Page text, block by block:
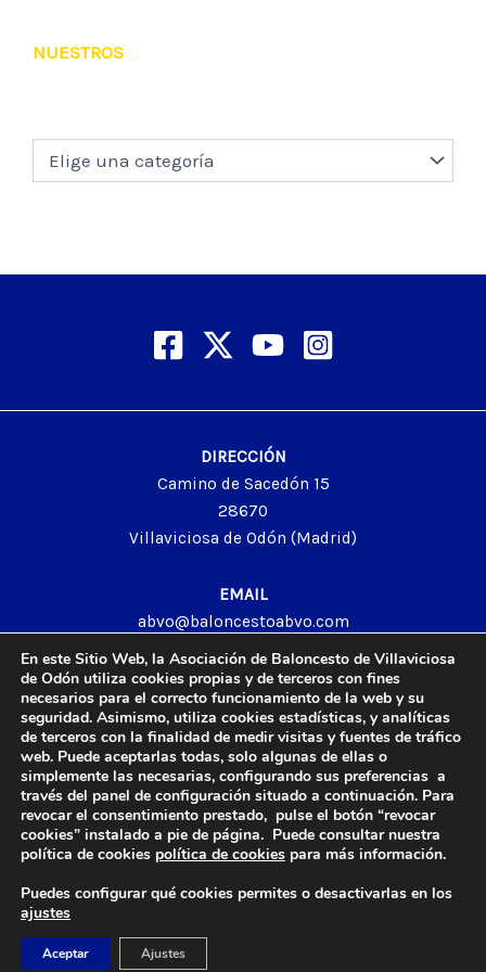
NUESTROS
DIRECCIÓN
Camino de Sacedón 15
28670
Villaviciosa de Odón (Madrid)
EMAIL
abvo@baloncestoabvo.com
TELÉFONO
916 657 426
© 2024 Agrupación Baloncesto de Villaviciosa de Odón.
Aviso Legal
Política de Privacidad
Política de Cookies
Diseño y Desarrollo web by
Company
En este Sitio Web, la Asociación de Baloncesto de Villaviciosa
de Odón utiliza cookies propias y de terceros con fines
necesarios para el correcto funcionamiento de la web y su
seguridad. Asimismo, utiliza cookies estadísticas, y analíticas
de terceros con la finalidad de medir visitas y fuentes de tráfico
web. Puede aceptarlas todas, solo algunas de ellas o
simplemente las necesarias, configurando sus preferencias a
través del panel de configuración situado a continuación. Para
revocar el consentimiento prestado, pulse el botón “revocar
cookies” instalado a pie de página. Puede consultar nuestra
política de cookies política de cookies para más información.
Puedes configurar qué cookies permites o desactivarlas en los
ajustes
Aceptar Ajustes